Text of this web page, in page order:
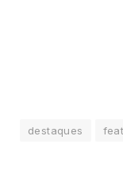
destaques